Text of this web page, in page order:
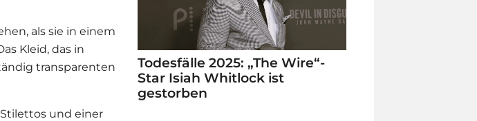
als sie in einem
Kleid, das in
transparenten
und einer
Todesfälle 2025: „The Wire“-
Star Isiah Whitlock ist
gestorben